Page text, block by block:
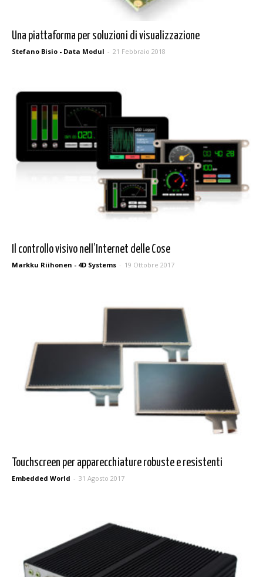
Una piattaforma per soluzioni di visualizzazione
Stefano Bisio - Data Modul - 21 Febbraio 2018
Il controllo visivo nell’Internet delle Cose
Markku Riihonen - 4D Systems - 19 Ottobre 2017
Touchscreen per apparecchiature robuste e resistenti
Embedded World - 31 Agosto 2017